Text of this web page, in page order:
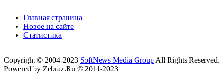
Главная страница
Новое на сайте
Статистика
Copyright © 2004-2023 SoftNews Media Group All Rights Reserved.
Powered by Zebraz.Ru © 2011-2023